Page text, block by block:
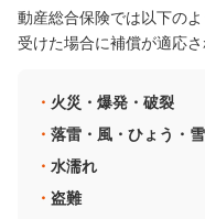
動産総合保険では以下の
受けた場合に補償が適応さ
火災・爆発・破裂
落雷・風・ひょう・
水濡れ
盗難